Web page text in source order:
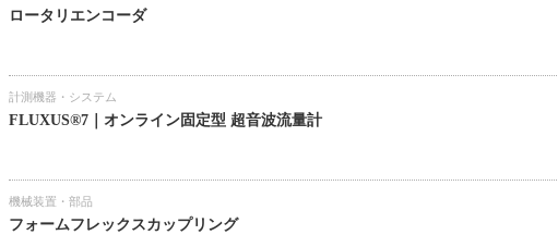
ロータリエンコーダ
計測機器・システム
FLUXUS®7｜オンライン固定型 超音波流量計​
機械装置・部品
フォームフレックスカップリング